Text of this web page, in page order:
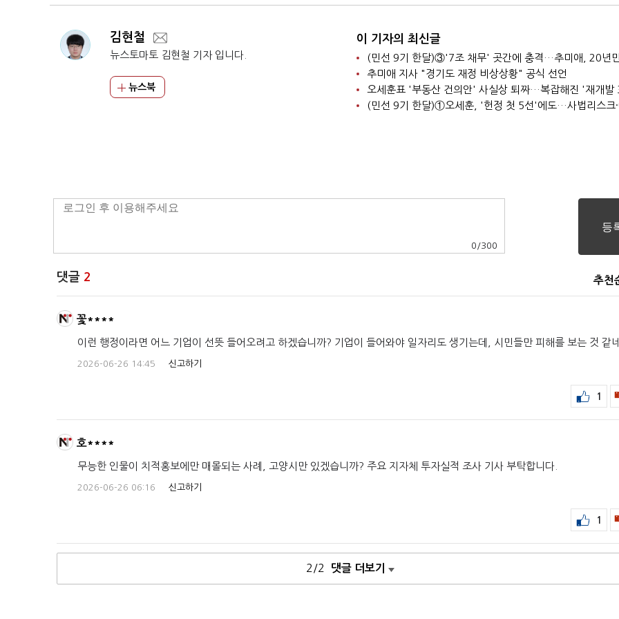
김현철
뉴스토마토 김현철 기자 입니다.
뉴스북
이 기자의 최신글
추미애 지사 "경기도 재정 비상상황" 공식 선언
0 /300
댓글 2 추천
꽃****
이런 행정이라면 어느 기업이 선뜻 들어오려고 하겠습니까? 기업이 들어와야 일자리도 생기는데, 시민들만 피해를 보는 것 같
2026-06-26 14:45 신고하기
1
호****
무능한 인물이 치적홍보에만 매몰되는 사례, 고양시만 있겠습니까? 주요 지자체 투자실적 조사 기사 부탁합니다.
2026-06-26 06:16 신고하기
1
2/2 댓글 더보기